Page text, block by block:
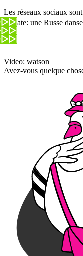
Les réseaux sociaux
en date: une Russe
Video: watson
Avez-vous quelque